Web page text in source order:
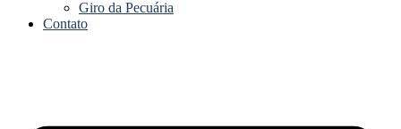
Giro da Pecuária
Contato